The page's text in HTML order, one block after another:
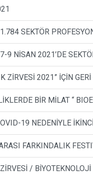
SEKTÖR
9 NİSAN 2021’DE
ZİRVESİ 2021” İÇİN GERİ
BİR MİLAT “
19 NEDENİYLE
FARKINDALIK
/